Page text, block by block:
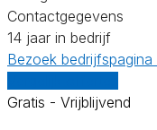
Contactgegevens
14 jaar in bedrijf
Bezoek bedrijfspagina
Gratis - Vrijblijvend